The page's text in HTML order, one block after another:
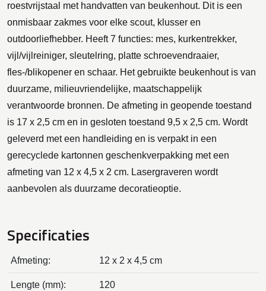
roestvrijstaal met handvatten van beukenhout. Dit is een
onmisbaar zakmes voor elke scout, klusser en
outdoorliefhebber. Heeft 7 functies: mes, kurkentrekker,
vijl/vijlreiniger, sleutelring, platte schroevendraaier,
fles-/blikopener en schaar. Het gebruikte beukenhout is van
duurzame, milieuvriendelijke, maatschappelijk
verantwoorde bronnen. De afmeting in geopende toestand
is 17 x 2,5 cm en in gesloten toestand 9,5 x 2,5 cm. Wordt
geleverd met een handleiding en is verpakt in een
gerecyclede kartonnen geschenkverpakking met een
afmeting van 12 x 4,5 x 2 cm. Lasergraveren wordt
aanbevolen als duurzame decoratieoptie.
Specificaties
Afmeting: 12 x 2 x 4,5 cm
Lengte (mm): 120